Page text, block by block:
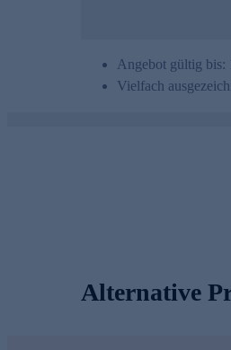
Angebot gültig bis:
Vielfach
Alternative